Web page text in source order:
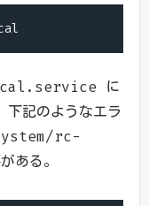
に
記のようなエラ
rc-
る。